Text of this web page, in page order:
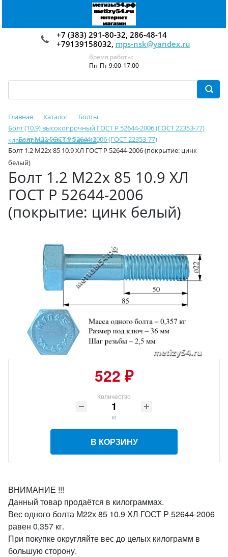
+7 (383) 291-80-32, 286-48-14
+79139158032, mps-nsk@yandex.ru
Время работы:
Пн-Пт 9:00-17:00
Главная Каталог
Болты
Болт (10.9) высокопрочный ГОСТ Р 52644-2006 (ГОСТ 22353-77)
класс прочности 10.9 или 11
Болт М22 ГОСТ Р 52644-2006 (ГОСТ 22353-77)
Болт 1.2 М22х 85 10.9 ХЛ ГОСТ Р 52644-2006 (покрытие: цинк
белый)
Болт 1.2 М22х 85 10.9 ХЛ
ГОСТ Р 52644-2006
(покрытие: цинк белый)
522 ₽
Количество
кг
В КОРЗИНУ
ВНИМАНИЕ !!!
Данный товар продаётся в килограммах.
Вес одного болта М22х 85 10.9 ХЛ ГОСТ Р 52644-2006
равен 0,357 кг.
При покупке округляйте вес до целых килограмм в
большую сторону.